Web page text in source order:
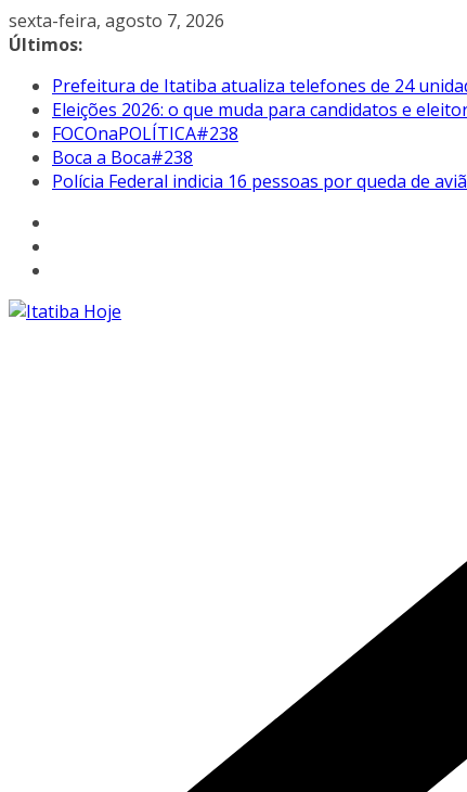
Pular
para
conteúdo
sexta-feira, agosto 7, 2026
Últimos:
Prefeitura de Itatiba atualiza telefones de 24
Eleições 2026: o que muda para candidatos e
FOCOnaPOLÍTICA#238
Boca a Boca#238
Polícia Federal indicia 16 pessoas por queda de